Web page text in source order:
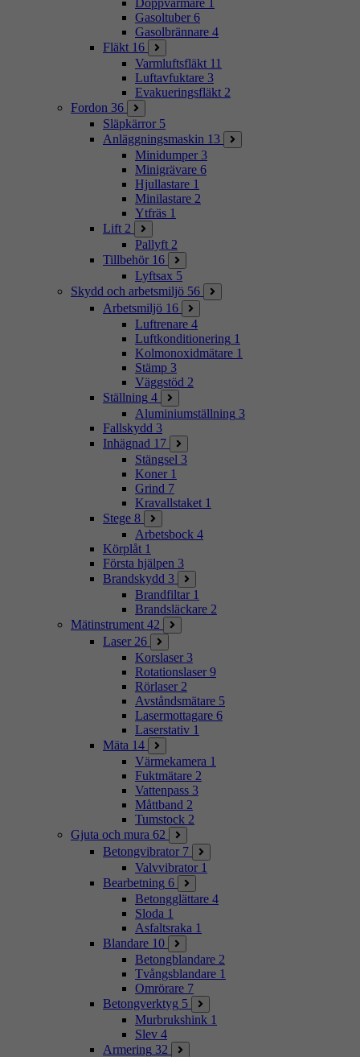
Doppvärmare
Gasoltuber 6
Gasolbrännare 4
Fläkt 16
Varmluftsfläkt 11
Luftavfuktare 3
Evakueringsfläkt 2
Fordon 36
Släpkärror 5
Anläggningsmaskin 13
Minidumper 3
Minigrävare 6
Hjullastare 1
Minilastare 2
Ytfräs 1
Lift 2
Pallyft 2
Tillbehör 16
Lyftsax 5
Skydd och arbetsmiljö 56
Arbetsmiljö 16
Luftrenare 4
Luftkonditionering 1
Kolmonoxidmätare 1
Stämp 3
Väggstöd 2
Ställning 4
Aluminiumställning 3
Fallskydd 3
Inhägnad 17
Stängsel 3
Koner 1
Grind 7
Kravallstaket 1
Stege 8
Arbetsbock 4
Körplåt 1
Första hjälpen 3
Brandskydd 3
Brandfiltar 1
Brandsläckare 2
Mätinstrument 42
Laser 26
Korslaser 3
Rotationslaser 9
Rörlaser 2
Avståndsmätare 5
Lasermottagare 6
Laserstativ 1
Mäta 14
Värmekamera 1
Fuktmätare 2
Vattenpass 3
Måttband 2
Tumstock 2
Gjuta och mura 62
Betongvibrator 7
Valvvibrator 1
Bearbetning 6
Betongglättare 4
Sloda 1
Asfaltsraka 1
Blandare 10
Betongblandare 2
Tvångsblandare 1
Omrörare 7
Betongverktyg 5
Murbrukshink 1
Slev 4
Armering 32